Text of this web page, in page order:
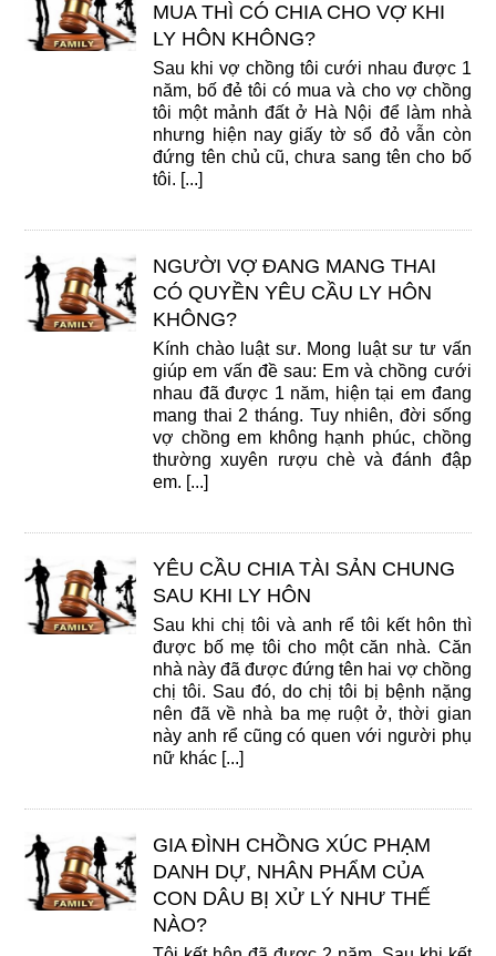
MUA THÌ CÓ CHIA CHO VỢ KHI
LY HÔN KHÔNG?
Sau khi vợ chồng tôi cưới nhau được 1
năm, bố đẻ tôi có mua và cho vợ chồng
tôi một mảnh đất ở Hà Nội để làm nhà
nhưng hiện nay giấy tờ sổ đỏ vẫn còn
đứng tên chủ cũ, chưa sang tên cho bố
tôi. [...]
NGƯỜI VỢ ĐANG MANG THAI
CÓ QUYỀN YÊU CẦU LY HÔN
KHÔNG?
Kính chào luật sư. Mong luật sư tư vấn
giúp em vấn đề sau: Em và chồng cưới
nhau đã được 1 năm, hiện tại em đang
mang thai 2 tháng. Tuy nhiên, đời sống
vợ chồng em không hạnh phúc, chồng
thường xuyên rượu chè và đánh đập
em. [...]
YÊU CẦU CHIA TÀI SẢN CHUNG
SAU KHI LY HÔN
Sau khi chị tôi và anh rể tôi kết hôn thì
được bố mẹ tôi cho một căn nhà. Căn
nhà này đã được đứng tên hai vợ chồng
chị tôi. Sau đó, do chị tôi bị bệnh nặng
nên đã về nhà ba mẹ ruột ở, thời gian
này anh rể cũng có quen với người phụ
nữ khác [...]
GIA ĐÌNH CHỒNG XÚC PHẠM
DANH DỰ, NHÂN PHẨM CỦA
CON DÂU BỊ XỬ LÝ NHƯ THẾ
NÀO?